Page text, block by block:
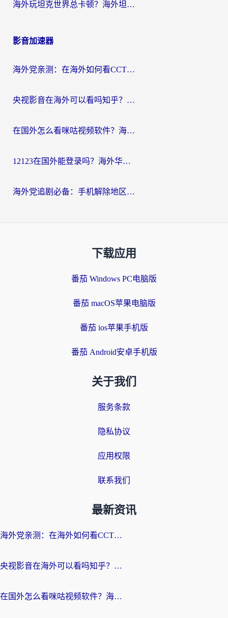
海外玩坦克世界总卡顿？海外坦克世界加速器有哪些？实测好用的选择在这里
影音加速器
海外党亲测：在海外如何看CCTV？告别“仅限大陆播放”的实用指南
央视影音在海外可以看吗知乎？留学生亲测：3步解决地域限制+追剧自由
在国外怎么看咪咕视频软件？海外党亲测有效的回国加速方案
12123在国外能登录吗？海外华人必看的回国加速实用指南
海外党追剧必备：手机解除地区限制app怎么选？解决央视视频&国内剧地区限制全指南
下载应用
番茄 Windows PC电脑版
番茄 macOS苹果电脑版
番茄 ios苹果手机版
番茄 Android安卓手机版
关于我们
服务条款
隐私协议
应用权限
联系我们
最新资讯
海外党亲测：在海外如何看CCTV？告别“仅限大陆播放”的实用指南
央视影音在海外可以看吗知乎？留学生亲测：3步解决地域限制+追剧自由
在国外怎么看咪咕视频软件？海外党亲测有效的回国加速方案